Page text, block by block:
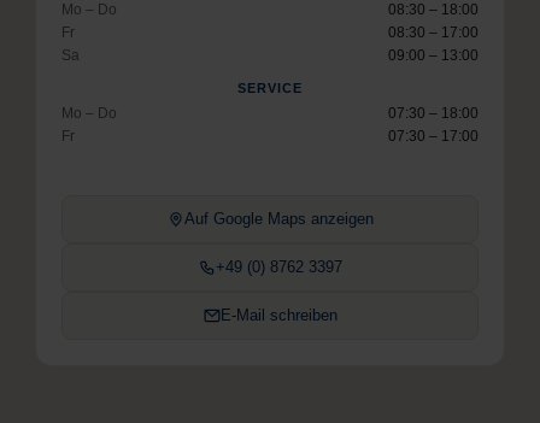
Mo – Do
08:30 – 18:00
Fr
08:30 – 17:00
Sa
09:00 – 13:00
SERVICE
Mo – Do
07:30 – 18:00
Fr
07:30 – 17:00
Auf Google Maps anzeigen
+49 (0) 8762 3397
E-Mail schreiben